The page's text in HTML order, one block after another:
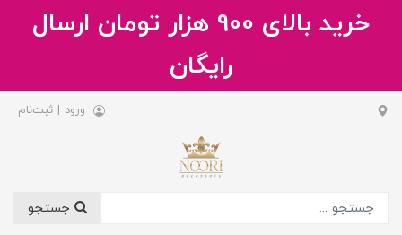
خرید بالای 900 هزار تومان ارسال
رایگان
ورود | ثبت‌نام